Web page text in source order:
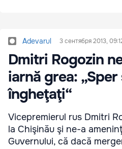
Adevarul 3 сентября 2013,
Dmitri Rogozin
iarnă grea: „Sper
îngheţaţi“
Vicepremierul rus Dmitri
la Chişinău şi ne-a
Guvernului, că dacă